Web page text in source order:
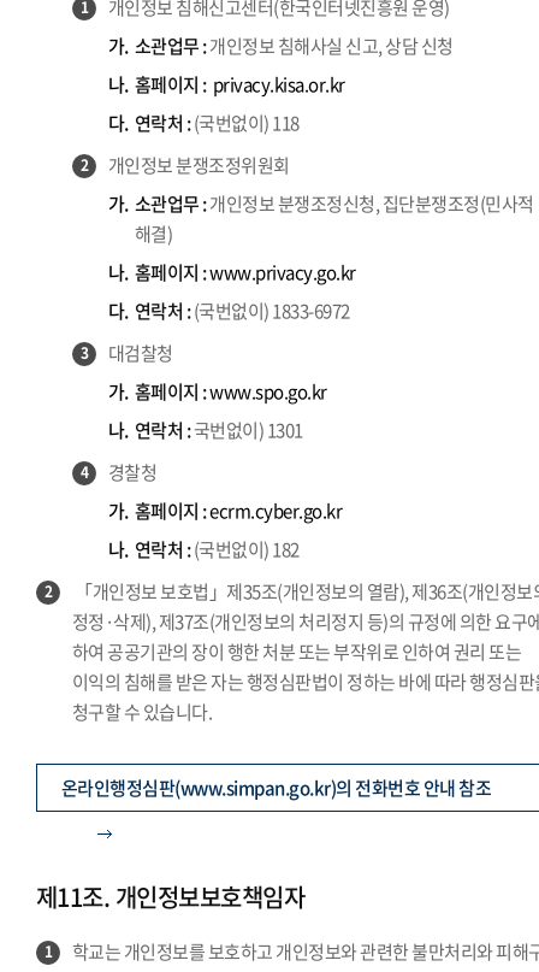
1
개인정보 침해신고센터(한국인터넷진흥원 운영)
가. 소관업무 :개인정보 침해사실 신고, 상담 신청
나. 홈페이지 : privacy.kisa.or.kr
다. 연락처 :(국번없이) 118
2
개인정보 분쟁조정위원회
가. 소관업무 :개인정보 분쟁조정신청, 집단분쟁조정(민사적
해결)
나. 홈페이지 :www.privacy.go.kr
다. 연락처 :(국번없이) 1833-6972
3
대검찰청
가. 홈페이지 :www.spo.go.kr
나. 연락처 :국번없이) 1301
4
경찰청
가. 홈페이지 :ecrm.cyber.go.kr
나. 연락처 :(국번없이) 182
2
「개인정보 보호법」제35조(개인정보의 열람), 제36조(개인정보
정정·삭제), 제37조(개인정보의 처리정지 등)의 규정에 의한 요구
하여 공공기관의 장이 행한 처분 또는 부작위로 인하여 권리 또는
이익의 침해를 받은 자는 행정심판법이 정하는 바에 따라 행정심
청구할 수 있습니다.
온라인행정심판(www.simpan.go.kr)의 전화번호 안내 참조
제11조. 개인정보보호책임자
1
학교는 개인정보를 보호하고 개인정보와 관련한 불만처리와 피해